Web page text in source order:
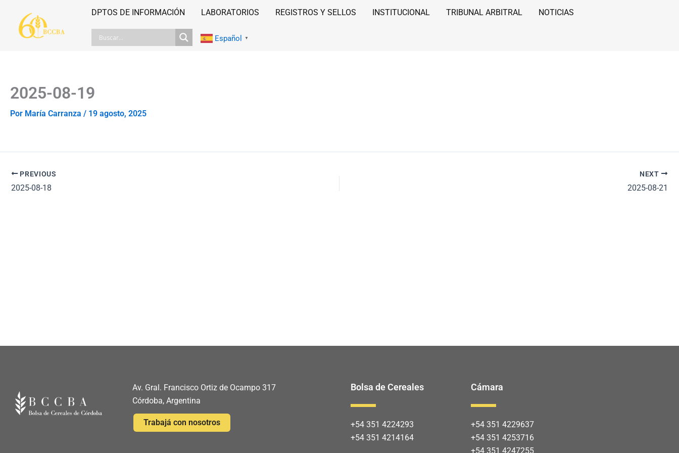
contenido
DPTOS DE INFORMACIÓN LABORATORIOS REGISTROS Y SELLOS INSTITUCIONAL TRIBUNAL ARBITRAL NOTICIAS
Español ▼
2025-08-19
Por María Carranza / 19 agosto, 2025
PREVIOUS
2025-08-18
NEXT
2025-08-21
Av. Gral. Francisco Ortiz de Ocampo 317
Córdoba, Argentina
Trabajá con nosotros
Bolsa de Cereales
+54 351 4224293
+54 351 4214164
Cámara
+54 351 4229637
+54 351 4253716
+54 351 4247255